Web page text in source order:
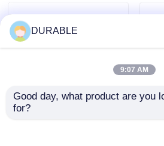
DURABLE
9:07 AM
Good day, what product are you
for?